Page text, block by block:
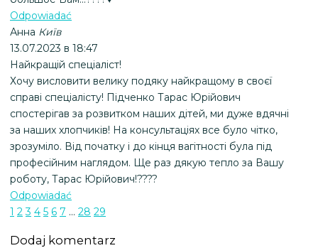
Odpowiadać
Анна Київ
13.07.2023 в 18:47
Найкращій спеціаліст!
Хочу висловити велику подяку найкращому в своєї
справі спеціалісту! Підченко Тарас Юрійович
спостерігав за розвитком наших дітей, ми дуже вдячні
за наших хлопчиків! На консультаціях все було чітко,
зрозуміло. Від початку і до кінця вагітності була під
професійним наглядом. Ще раз дякую тепло за Вашу
роботу, Тарас Юрійович!????
Odpowiadać
1 2 3 4 5 6 7 ... 28 29
Dodaj komentarz